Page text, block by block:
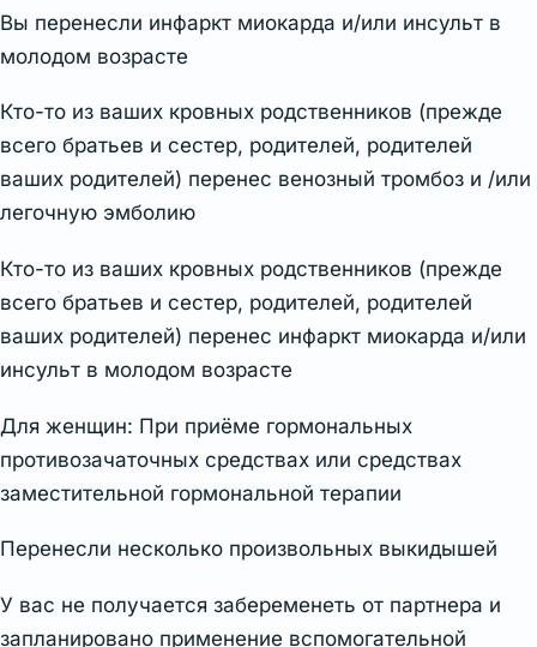
Вы перенесли инфаркт миокарда и/или инсульт в
молодом возрасте
Кто-то из ваших кровных родственников (прежде
всего братьев и сестер, родителей, родителей
ваших родителей) перенес венозный тромбоз и /или
легочную эмболию
Кто-то из ваших кровных родственников (прежде
всего братьев и сестер, родителей, родителей
ваших родителей) перенес инфаркт миокарда и/или
инсульт в молодом возрасте
Для женщин: При приёме гормональных
противозачаточных средствах или средствах
заместительной гормональной терапии
Перенесли несколько произвольных выкидышей
У вас не получается забеременеть от партнера и
запланировано применение вспомогательной